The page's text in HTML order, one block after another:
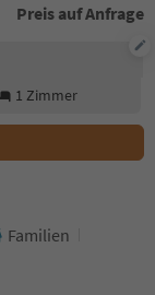
Preis auf Anfrage
1 Zimmer
Familien